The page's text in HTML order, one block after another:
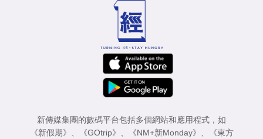
新傳媒集團的數碼平台包括多個網站和應用程式，如
《新假期》
《GOtrip》 《NM+新Monday》
《東方